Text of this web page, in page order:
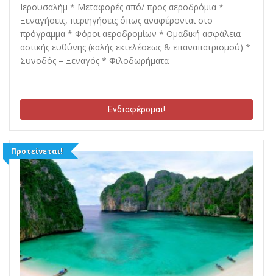
Ιερουσαλήμ * Μεταφορές από/ προς αεροδρόμια *
Ξεναγήσεις, περιηγήσεις όπως αναφέρονται στο
πρόγραμμα * Φόροι αεροδρομίων * Ομαδική ασφάλεια
αστικής ευθύνης (καλής εκτελέσεως & επαναπατρισμού) *
Συνοδός – Ξεναγός * Φιλοδωρήματα
Ενδιαφέρομαι!
Προτείνεται!